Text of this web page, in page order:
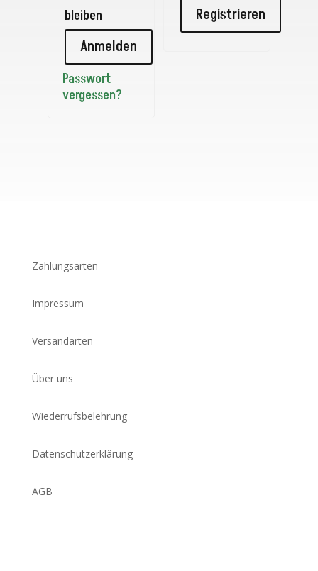
bleiben
Anmelden
Passwort
vergessen?
Registrieren
Zahlungsarten
Impressum
Versandarten
Über uns
Wiederrufsbelehrung
Datenschutzerklärung
AGB